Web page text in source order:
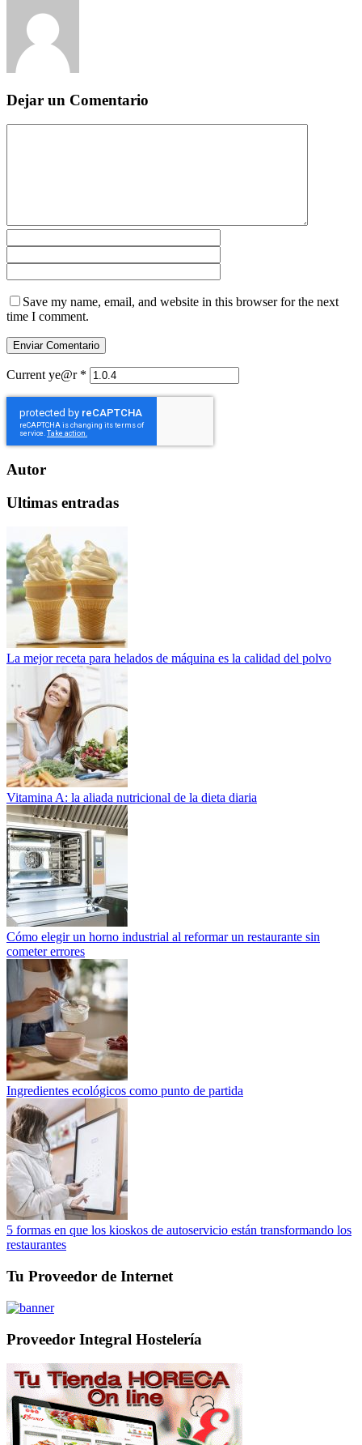
Dejar un Comentario
Save my name, email, and website in this browser for the next
time I comment.
Current ye@r *
Autor
Ultimas entradas
La mejor receta para helados de máquina es la calidad del polvo
Vitamina A: la aliada nutricional de la dieta diaria
Cómo elegir un horno industrial al reformar un restaurante sin
cometer errores
Ingredientes ecológicos como punto de partida
5 formas en que los kioskos de autoservicio están transformando los
restaurantes
Tu Proveedor de Internet
Proveedor Integral Hostelería